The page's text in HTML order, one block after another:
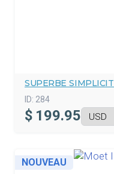
SUPERBE
ID: 284
$ 199.95
NOUVEAU